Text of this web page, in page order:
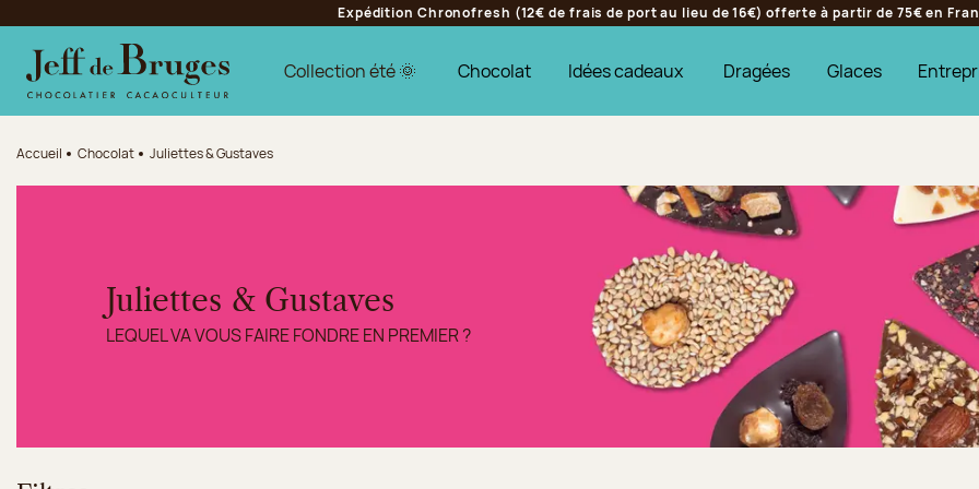
Aller au contenu principal
Aller au pied de page
Expédition Chronofresh (12€ de frais de port au lieu de 16€) offerte à partir de 75€ en
Collection été 🌞 Chocolat Idées cadeaux Dragées Glaces
Accueil Chocolat Juliettes & Gustaves
Juliettes & Gustaves
LEQUEL VA VOUS FAIRE FONDRE EN PREMIER ?